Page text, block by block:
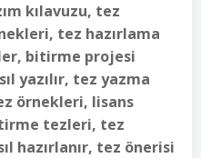
kılavuzu, tez
tez hazırlama
bitirme projesi
yazılır, tez yazma
örnekleri, lisans
tezleri, tez
hazırlanır, tez önerisi